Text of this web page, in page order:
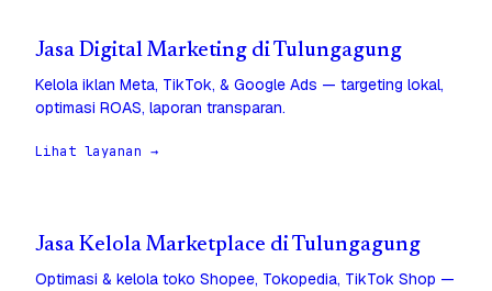
Jasa Digital Marketing di Tulungagung
Kelola iklan Meta, TikTok, & Google Ads — targeting lokal,
optimasi ROAS, laporan transparan.
Lihat layanan →
Jasa Kelola Marketplace di Tulungagung
Optimasi & kelola toko Shopee, Tokopedia, TikTok Shop —